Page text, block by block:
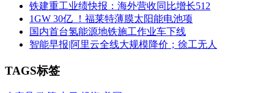
铁建重工业绩快报：海外营收同比增长512
1GW 30亿 ！福莱特薄膜太阳能电池项
国内首台氢能源地铁施工作业车下线
智能早报|阿里云全线大规模降价；徐工无人
TAGS标签